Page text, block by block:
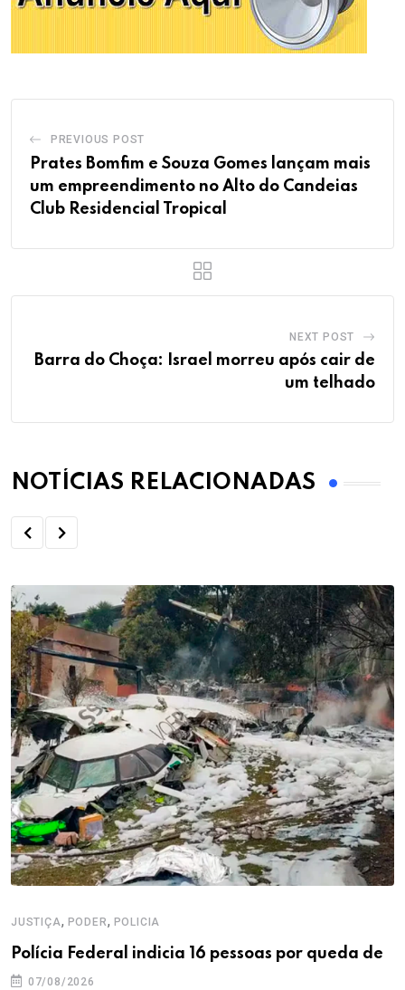
PREVIOUS POST
Prates Bomfim e Souza Gomes lançam mais
um empreendimento no Alto do Candeias
Club Residencial Tropical
NEXT POST
Barra do Choça: Israel morreu após cair de
um telhado
NOTÍCIAS RELACIONADAS
JUSTIÇA, PODER, POLICIA
Polícia Federal indicia 16 pessoas por queda de
07/08/2026